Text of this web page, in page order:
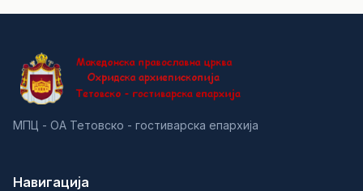
МПЦ - ОА Тетовско - гостиварска епархија
Навигација